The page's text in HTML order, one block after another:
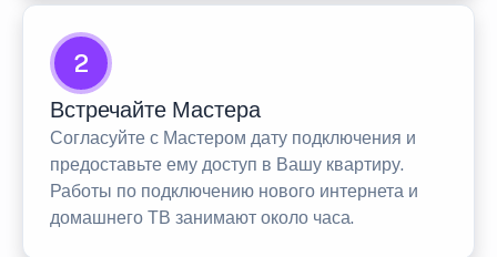
2
Встречайте Мастера
Согласуйте с Мастером дату подключения и
предоставьте ему доступ в Вашу квартиру.
Работы по подключению нового интернета и
домашнего ТВ занимают около часа.